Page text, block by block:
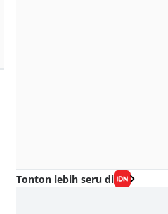
Tonton lebih seru di